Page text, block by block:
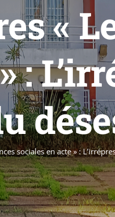
«
:
sociales en acte » :